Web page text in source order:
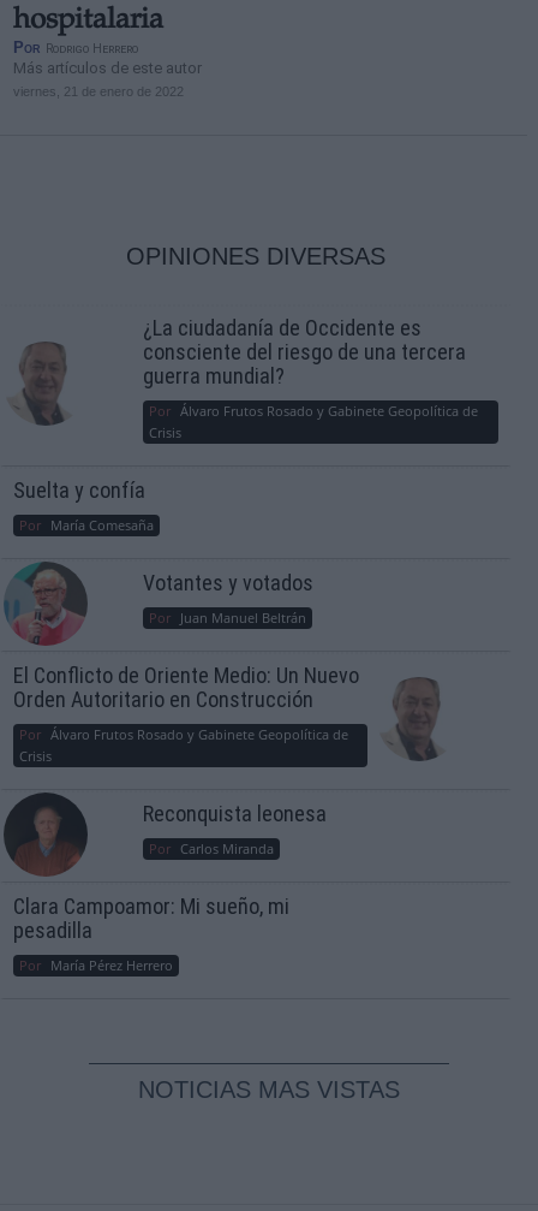
hospitalaria
Por Rodrigo Herrero
Más artículos de este autor
viernes, 21 de enero de 2022
OPINIONES DIVERSAS
¿La ciudadanía de Occidente es
consciente del riesgo de una tercera
guerra mundial?
Por Álvaro Frutos Rosado y Gabinete Geopolítica de
Crisis
Suelta y confía
Por María Comesaña
Votantes y votados
Por Juan Manuel Beltrán
El Conflicto de Oriente Medio: Un Nuevo
Orden Autoritario en Construcción
Por Álvaro Frutos Rosado y Gabinete Geopolítica de
Crisis
Reconquista leonesa
Por Carlos Miranda
Clara Campoamor: Mi sueño, mi
pesadilla
Por María Pérez Herrero
NOTICIAS MAS VISTAS